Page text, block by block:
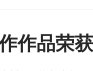
作品荣